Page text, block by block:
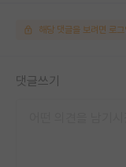
해당 댓글을 보려면 로
댓글쓰기